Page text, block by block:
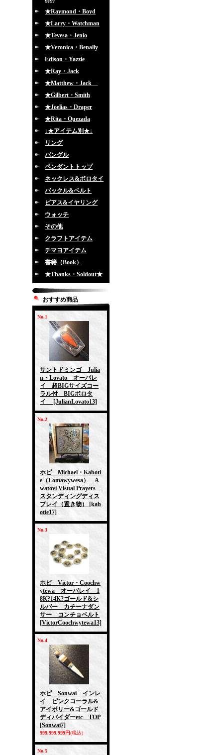
★Raymond・Boyd
★Larry・Watchman
★Tevesa・Jenio
★Veronica・Benally
Edison・Yazzie
★Ray・Jack
★Matthew・Jack
★Gilbert・Smith
★Joelias・Draper
★Rita・Quezada
↓★アイテム別★↓
リング
バングル
ペンダントトップ
ネックレス&ボロタイ
バックル&ベルト
ピアス&イヤリング
ウォッチ
その他
クラフトアイテム
チマヨアイテム
書籍（Book）
★Thanks・Soldout★
おすすめ商品
No.1
サントドミンゴ Julia
n・Lovato オーバレ
イ 超BIGサイズコー
ラル付 BIGボロタ
イ
[JulianLovato13]
No.2
ホピ Michael・Kaboti
e（Lomawywesa） A
watovi Visual Prayers
スタンディングディス
プレイ（置き物）
[kab
otie17]
No.3
ホピ Victor・Coochw
ytewa オーバレイ 1
8K?14K?ゴールド&シ
ルバー カチーナダン
サー コンチョベルト
[VictorCoochwytewa13]
No.4
ホピ Sonwai インレ
イ ピンクコーラル&
アイボリー&ゴールド
ディバイダーetc TOP
[Sonwai7]
999,999,999円(税込)
No.5